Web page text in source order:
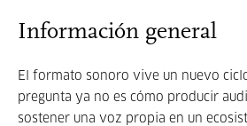
Información general
El formato sonoro vive un nuevo
pregunta ya no es cómo producir
sostener una voz propia en un